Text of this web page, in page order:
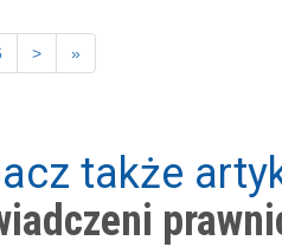
> »
także